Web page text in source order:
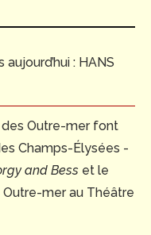
aujourd’hui : HANS
des Outre-mer font
Champs-Élysées -
and Bess et le
Outre-mer au Théâtre